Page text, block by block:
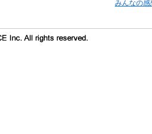
みんなの感